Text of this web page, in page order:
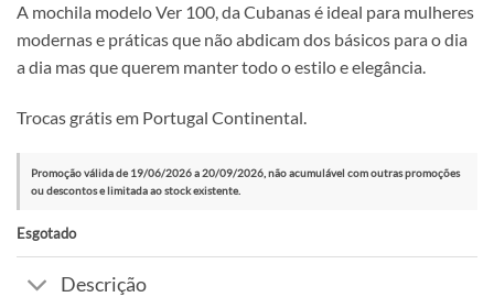
129.80€.103.84€.
A mochila modelo Ver 100, da Cubanas é ideal para mulheres
modernas e práticas que não abdicam dos básicos para o dia
a dia mas que querem manter todo o estilo e elegância.
Trocas grátis em Portugal Continental.
Promoção válida de 19/06/2026 a 20/09/2026, não acumulável com outras promoções
ou descontos e limitada ao stock existente.
Esgotado
Descrição